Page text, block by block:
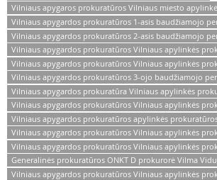
Vilniaus apygaros prokuratūros Vilniaus miesto
Vilniaus apygardos prokuratūros 1-asis baudžiamojo
Vilniaus apygardos prokuratūros 2-asis baudžiamojo
Vilniaus apygardos prokuratūros Vilniaus apylinkės
Vilniaus apygardos prokuratūros Vilniaus apylinkės
Vilniaus apygardos prokuratūros 3-ojo baudžiamojo
Vilniaus apygardos prokuratūra Vilniaus apylinkės
Vilniaus apygardos prokuratūros Vilniaus apylinkės
Vilniaus apygardos prokuratūros apylinkės
Vilniaus apygardos prokuratūros Vilniaus apylinkės
Vilniaus apygardos prokuratūros Vilniaus apylinkės
Generalinės prokuratūros ONKT D prokurorė Vilma
Vilniaus apygardos prokuratūros Vilniaus apylinkės